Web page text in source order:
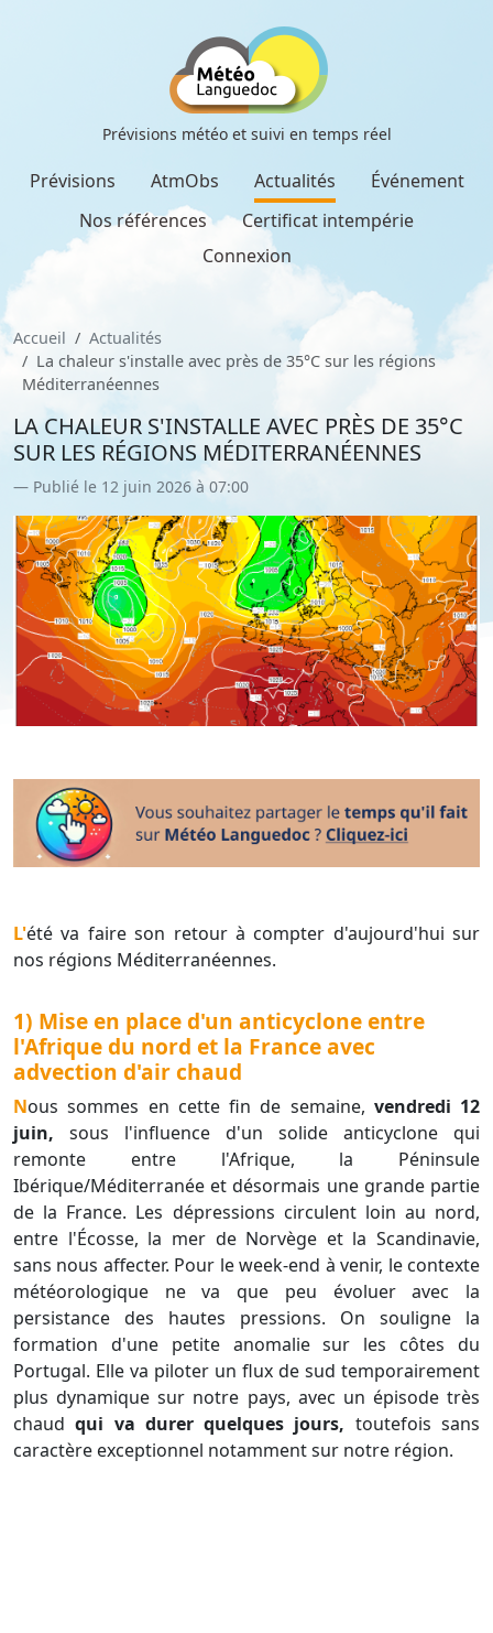
Prévisions météo et suivi en temps réel
Prévisions AtmObs Actualités
Événement
Nos références
Certificat intempérie
Connexion
Accueil
Actualités
La chaleur s'installe avec près de 35°C sur les régions
Méditerranéennes
LA CHALEUR S'INSTALLE AVEC PRÈS DE 35°C
SUR LES RÉGIONS MÉDITERRANÉENNES
Publié le 12 juin 2026 à 07:00
L'été va faire son retour à compter d'aujourd'hui sur
nos régions Méditerranéennes.
1) Mise en place d'un anticyclone entre
l'Afrique du nord et la France avec
advection d'air chaud
Nous sommes en cette fin de semaine, vendredi 12
juin, sous l'influence d'un solide anticyclone qui
remonte entre l'Afrique, la Péninsule
Ibérique/Méditerranée et désormais une grande partie
de la France. Les dépressions circulent loin au nord,
entre l'Écosse, la mer de Norvège et la Scandinavie,
sans nous affecter. Pour le week-end à venir, le contexte
météorologique ne va que peu évoluer avec la
persistance des hautes pressions. On souligne la
formation d'une petite anomalie sur les côtes du
Portugal. Elle va piloter un flux de sud temporairement
plus dynamique sur notre pays, avec un épisode très
chaudqui va durer quelques jours, toutefois sans
caractère exceptionnel notamment sur notre région.